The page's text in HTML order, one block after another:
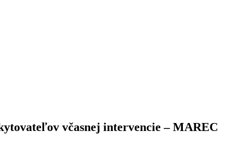
včasnej intervencie – MAREC